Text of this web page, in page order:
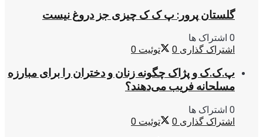
گلستان پرور: پ ک ک چیزی جز دروغ نیست
0 اشتراک ها
اشتراک گذاری 0 توئیت 0
پ.ک.ک و پژاک چگونه زنان و دختران را برای مبارزه
مسلحانه فریب می‌دهند؟
0 اشتراک ها
اشتراک گذاری 0 توئیت 0